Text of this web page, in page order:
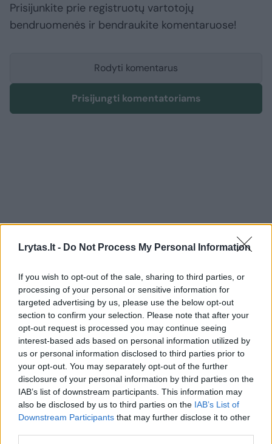
Lrytas.lt - Do Not Process My Personal Information
If you wish to opt-out of the sale, sharing to third parties, or
processing of your personal or sensitive information for
targeted advertising by us, please use the below opt-out
section to confirm your selection. Please note that after your
opt-out request is processed you may continue seeing
interest-based ads based on personal information utilized by
us or personal information disclosed to third parties prior to
your opt-out. You may separately opt-out of the further
disclosure of your personal information by third parties on the
IAB’s list of downstream participants. This information may
also be disclosed by us to third parties on the IAB’s List of
Downstream Participants that may further disclose it to other
Prisijunkite prie registruotų vartotojų
bendruomenės ir bendraukite komentaruose!
Rodyti komentarus
Prisijungti komentatoriams
Lietuvos diena Aktualijos
Karys prabilo apie galimus
pažeidimus pirkimuose: ministro
teiginiai neatspindi tikrovės(9)
2026 m. rugpjūčio 9 d. 05:07